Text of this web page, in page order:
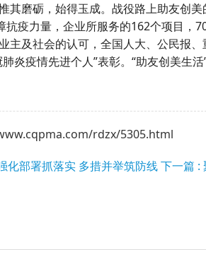
其磨砺，始得玉成。战役路上助友创
疫力量，企业所服务的162个项目，
主及社会的认可，全国人大、公民报
炎疫情先进个人”表彰。“助友创美生
rdzx/5305.html
化部署抓落实 多措并举筑防线下一篇 :